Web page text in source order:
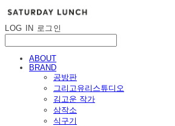
LOG IN 로그인
ABOUT
BRAND
공방판
그리고유리스튜디오
김고운 작가
삼작소
식구기